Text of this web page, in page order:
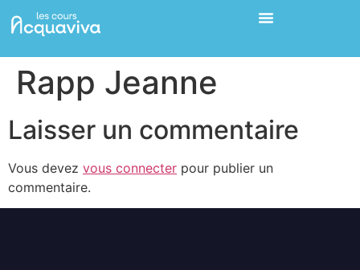
Rapp Jeanne
Laisser un commentaire
Vous devez vous connecter pour publier un
commentaire.